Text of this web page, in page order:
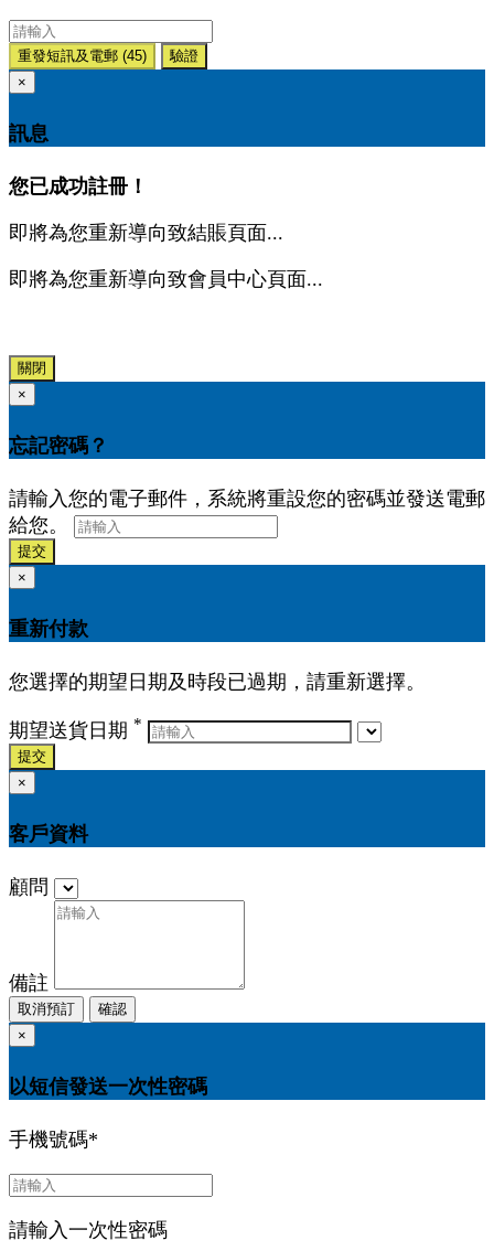
重發短訊及電郵 (45)
驗證
×
訊息
您已成功註冊！
即將為您重新導向致結賬頁面...
即將為您重新導向致會員中心頁面...
關閉
×
忘記密碼？
請輸入您的電子郵件，系統將重設您的密碼並發送電郵
給您。
提交
×
重新付款
您選擇的期望日期及時段已過期，請重新選擇。
期望送貨日期 *
提交
×
客戶資料
顧問
備註
取消預訂
確認
×
以短信發送一次性密碼
手機號碼*
請輸入一次性密碼